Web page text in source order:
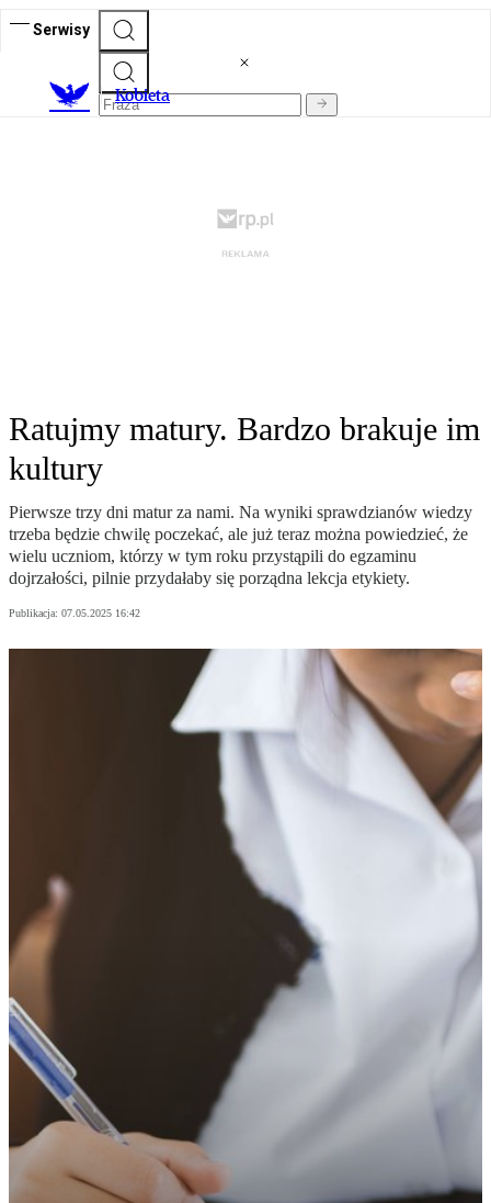
Serwisy
Kobieta
Ratujmy matury. Bardzo brakuje im
kultury
Pierwsze trzy dni matur za nami. Na wyniki sprawdzianów wiedzy
trzeba będzie chwilę poczekać, ale już teraz można powiedzieć, że
wielu uczniom, którzy w tym roku przystąpili do egzaminu
dojrzałości, pilnie przydałaby się porządna lekcja etykiety.
Publikacja: 07.05.2025 16:42